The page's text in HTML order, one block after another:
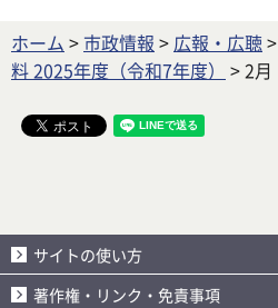
ホーム >市政情報 > 広報・広聴>
料 2025年度（令和7年度）
> 2月
サイトの使い方
著作権・リンク・免責事項